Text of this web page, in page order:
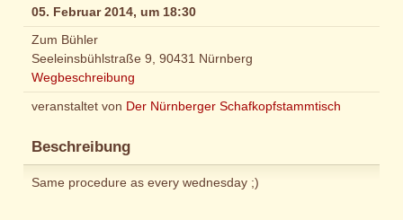
05. Februar 2014, um 18:30
Zum Bühler
Seeleinsbühlstraße 9, 90431 Nürnberg
Wegbeschreibung
veranstaltet von Der Nürnberger Schafkopfstammtisch
Beschreibung
Same procedure as every wednesday ;)